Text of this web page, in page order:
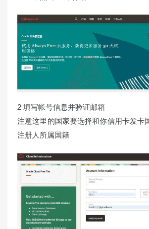
2 填写帐号信息并验证邮箱
注意这里的国家要选择和你信用卡发卡
注册人所属国籍